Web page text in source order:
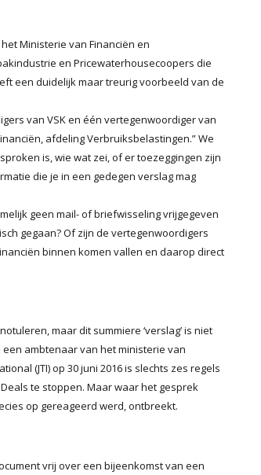
Ministerie van Financiën en
en Pricewaterhousecoopers die
een duidelijk maar treurig voorbeeld van de
van VSK en één vertegenwoordiger van
afdeling Verbruiksbelastingen.” We
is, wie wat zei, of er toezeggingen zijn
die je in een gedegen verslag mag
geen mail- of briefwisseling vrijgegeven
gegaan? Of zijn de vertegenwoordigers
binnen komen vallen en daarop direct
maar dit summiere ‘verslag’ is niet
een ambtenaar van het ministerie van
(JTI) op 30 juni 2016 is slechts zes regels
te stoppen. Maar waar het gesprek
op gereageerd werd, ontbreekt.
vrij over een bijeenkomst van een